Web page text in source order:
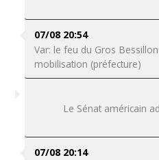
07/08 20:54
Var: le feu du Gros
mobilisation (préfecture)
Le Sénat américain
07/08 20:14